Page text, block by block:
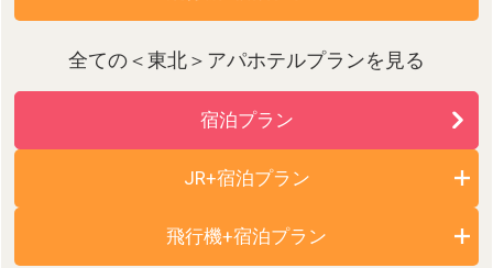
全ての＜東北＞アパホテルプランを見る
宿泊プラン
JR+宿泊プラン
飛行機+宿泊プラン